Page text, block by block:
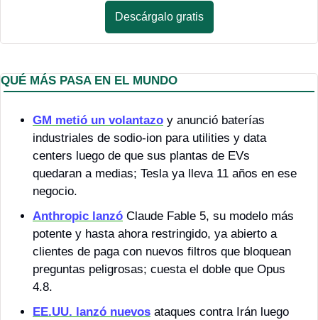
Descárgalo gratis
QUÉ MÁS PASA EN EL MUNDO
GM metió un volantazo y anunció baterías
industriales de sodio-ion para utilities y data
centers luego de que sus plantas de EVs
quedaran a medias; Tesla ya lleva 11 años en ese
negocio.
Anthropic lanzó Claude Fable 5, su modelo más
potente y hasta ahora restringido, ya abierto a
clientes de paga con nuevos filtros que bloquean
preguntas peligrosas; cuesta el doble que Opus
4.8.
EE.UU. lanzó nuevos ataques contra Irán luego